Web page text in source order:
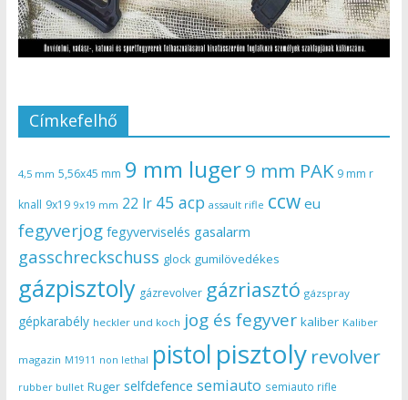
Címkefelhő
4,5 mm 5,56x45 mm 9 mm luger9 mm PAK 9 mm r
knall 9x19 9x19 mm 22 lr 45 acp assault rifle ccw eu
fegyverjog fegyverviselés gasalarm
gasschreckschuss glock gumilövedékes
gázpisztoly gázrevolver gázriasztó gázspray
gépkarabély heckler und koch jog és fegyver kaliber Kaliber
magazin M1911 non lethal pistol pisztoly revolver
rubber bullet Ruger selfdefence semiauto semiauto rifle